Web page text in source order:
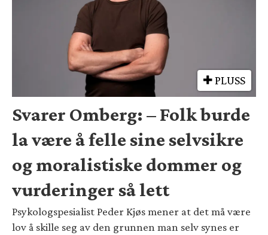
PLUSS
Svarer Omberg: – Folk burde
la være å felle sine selvsikre
og moralistiske dommer og
vurderinger så lett
Psykologspesialist Peder Kjøs mener at det må være
lov å skille seg av den grunnen man selv synes er